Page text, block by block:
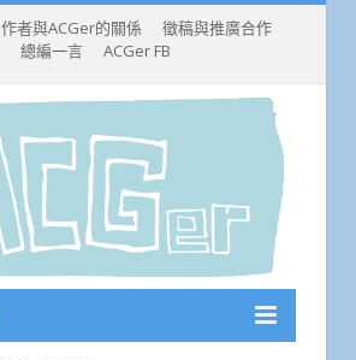
作者與ACGer的關係
徵稿與推廣合作
總編一言
ACGer FB